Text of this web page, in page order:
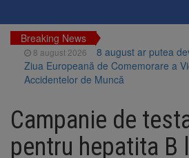
Breaking News
8 august 2026
8 august ar putea
Ziua Europeană de Comemorare a
Accidentelor de Muncă
fostului complex Duplex 91, de lângă
Star
8 august 2026
Ungaria renunță la
pentru reducerea consumului de
Campanie de
pentru hepatita B